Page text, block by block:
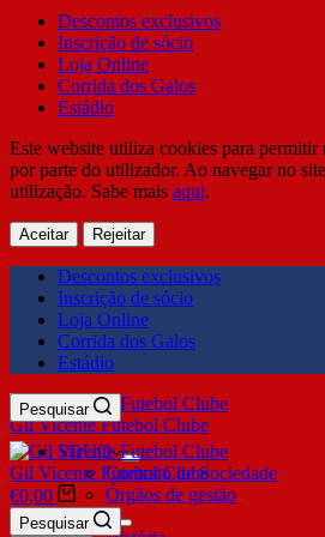
Descontos exclusivos
Inscrição de sócio
Loja Online
Corrida dos Galos
Estádio
Este website utiliza cookies para permitir
por parte do utilizador. Ao navegar no
utilização. Sabe mais aqui.
Aceitar Rejeitar
Descontos exclusivos
Inscrição de sócio
Loja Online
Corrida dos Galos
Estádio
Gil Vicente Futebol Clube
Pesquisar
SDUQ
Contrato de Sociedade
Órgãos de gestão
Clube
Gil Vicente Futebol Clube
€0,00
Pesquisar